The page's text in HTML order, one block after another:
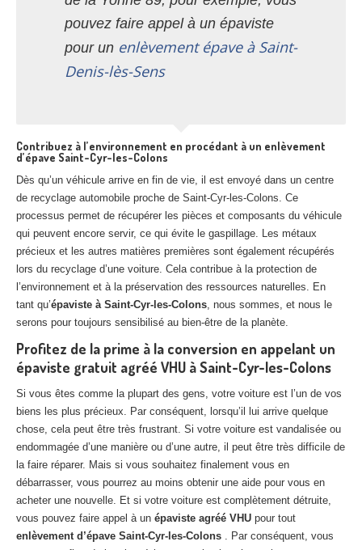
pouvez faire appel à un épaviste
pour un enlèvement épave à Saint-
Denis-lès-Sens
Contribuez à l’environnement en procédant à un enlèvement
d’épave Saint-Cyr-les-Colons
Dès qu’un véhicule arrive en fin de vie, il est envoyé dans un centre
de recyclage automobile proche de Saint-Cyr-les-Colons. Ce
processus permet de récupérer les pièces et composants du véhicule
qui peuvent encore servir, ce qui évite le gaspillage. Les métaux
précieux et les autres matières premières sont également récupérés
lors du recyclage d’une voiture. Cela contribue à la protection de
l’environnement et à la préservation des ressources naturelles. En
tant qu’épaviste à Saint-Cyr-les-Colons, nous sommes, et nous le
serons pour toujours sensibilisé au bien-être de la planète.
Profitez de la prime à la conversion en appelant un
épaviste gratuit agréé VHU à Saint-Cyr-les-Colons
Si vous êtes comme la plupart des gens, votre voiture est l’un de vos
biens les plus précieux. Par conséquent, lorsqu’il lui arrive quelque
chose, cela peut être très frustrant. Si votre voiture est vandalisée ou
endommagée d’une manière ou d’une autre, il peut être très difficile de
la faire réparer. Mais si vous souhaitez finalement vous en
débarrasser, vous pourrez au moins obtenir une aide pour vous en
acheter une nouvelle. Et si votre voiture est complètement détruite,
vous pouvez faire appel à un épaviste agréé VHU pour tout
enlèvement d’épave Saint-Cyr-les-Colons . Par conséquent, vous